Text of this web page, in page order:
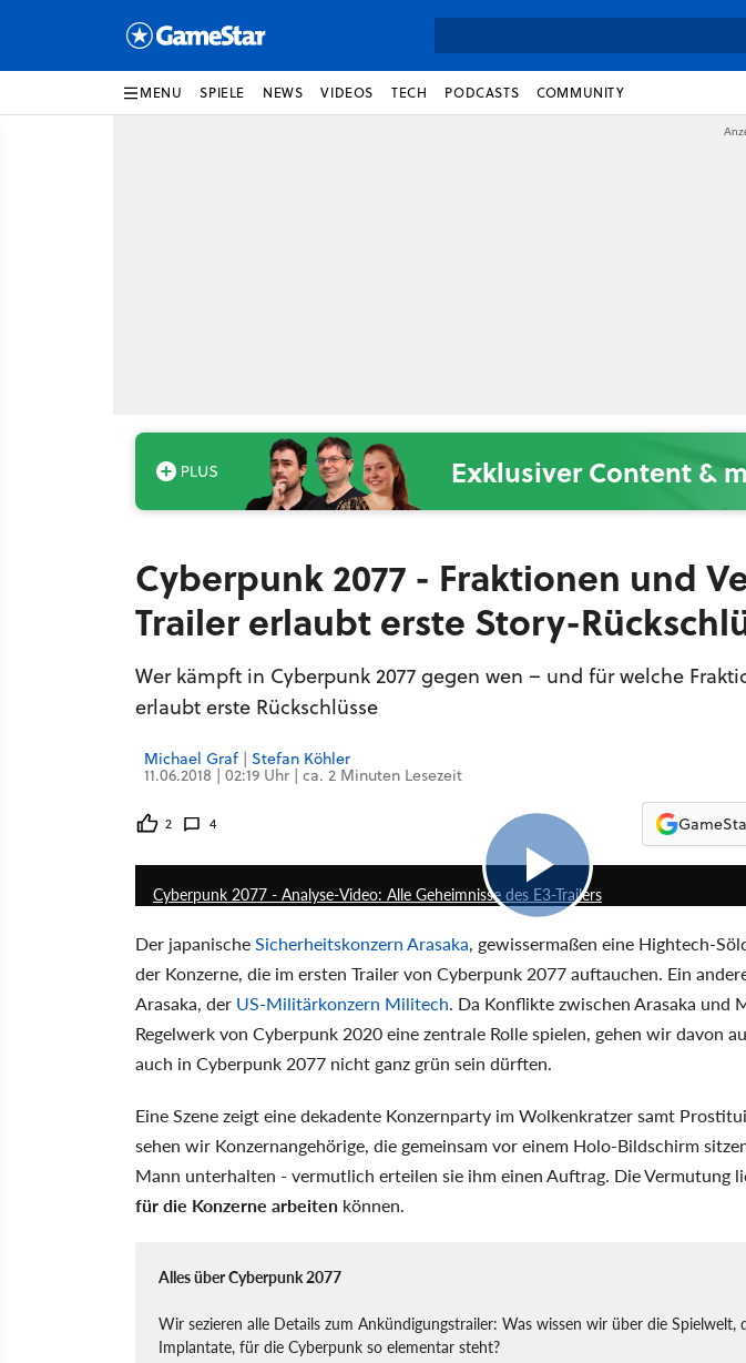
MENU SPIELE NEWS VIDEOS TECH PODCASTS COMMUNITY
Exklusiver Content &
Cyberpunk 2077 - Fraktionen und
Trailer erlaubt erste Story-
Wer kämpft in Cyberpunk 2077 gegen wen – und für welche
erlaubt erste Rückschlüsse
Michael Graf | Stefan Köhler
11.06.2018 | 02:19 Uhr | ca. 2 Minuten Lesezeit
2 4
Cyberpunk 2077 - Analyse-Video: Alle Geheimnisse des E3-Trailers
Der japanischeSicherheitskonzern Arasaka, gewissermaßen eine Hightech-
der Konzerne, die im ersten Trailer von Cyberpunk 2077 auftauchen. Ein
Arasaka, der US-Militärkonzern Militech. Da Konflikte zwischen Arasaka und
Regelwerk von Cyberpunk 2020 eine zentrale Rolle spielen, gehen wir davon
auch in Cyberpunk 2077 nicht ganz grün sein dürften.
Eine Szene zeigt eine dekadente Konzernparty im Wolkenkratzer samt
sehen wir Konzernangehörige, die gemeinsam vor einem Holo-Bildschirm
Mann unterhalten - vermutlich erteilen sie ihm einen Auftrag. Die Vermutung
für die Konzerne arbeiten können.
Alles über Cyberpunk 2077
Wir sezieren alle Details zum Ankündigungstrailer: Was wissen wir über die Spielwelt,
Implantate, für die Cyberpunk so elementar steht?